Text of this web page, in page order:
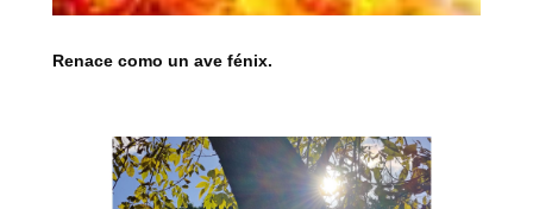
Renace como un ave fénix.